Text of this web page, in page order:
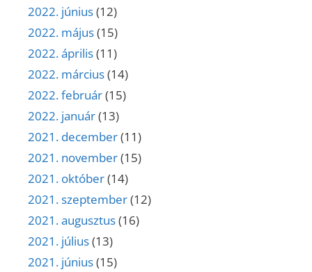
2022. június(12)
2022. május(15)
2022. április(11)
2022. március(14)
2022. február(15)
2022. január(13)
2021. december(11)
2021. november(15)
2021. október(14)
2021. szeptember(12)
2021. augusztus(16)
2021. július(13)
2021. június(15)